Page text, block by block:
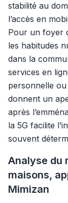
stabilité au
l’accès en
Pour un foyer
les habitudes
dans la
services en
personnelle
donnent un
après
la 5G facilite
souvent
Analyse du
maisons,
Mimizan